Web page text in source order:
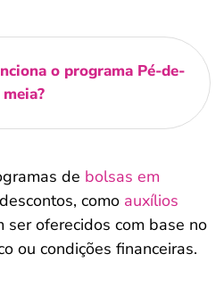
o programa Pé-de-
meia?
de bolsas em
como auxílios
ser oferecidos com base no
ou condições financeiras.